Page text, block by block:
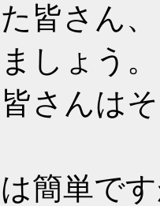
皆さん
しょう。
さんは
簡単で